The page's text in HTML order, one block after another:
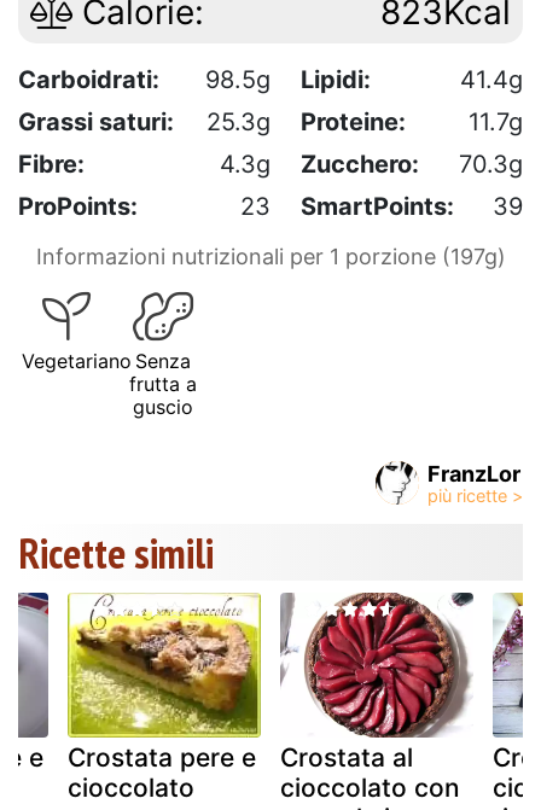
Calorie: 823Kcal
Carboidrati: 98.5g Lipidi:
41.4g
Grassi saturi:
25.3g Proteine:
11.7g
Fibre:
4.3g Zucchero:
70.3g
ProPoints:
23 SmartPoints: 39
Informazioni nutrizionali per 1 porzione (197g)
Vegetariano Senza
frutta a
guscio
FranzLor
Ricette simili
e
Crostata pere e
cioccolato
Crostata al
cioccolato con